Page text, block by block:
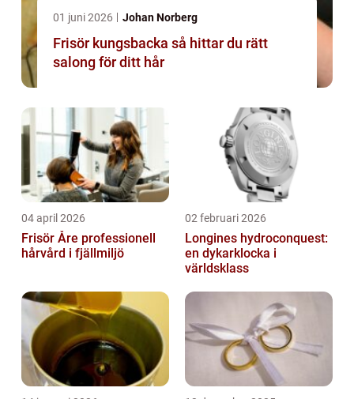
01 juni 2026 Johan Norberg
Frisör kungsbacka så hittar du rätt
salong för ditt hår
04 april 2026
Frisör Åre professionell
hårvård i fjällmiljö
02 februari 2026
Longines hydroconquest:
en dykarklocka i
världsklass